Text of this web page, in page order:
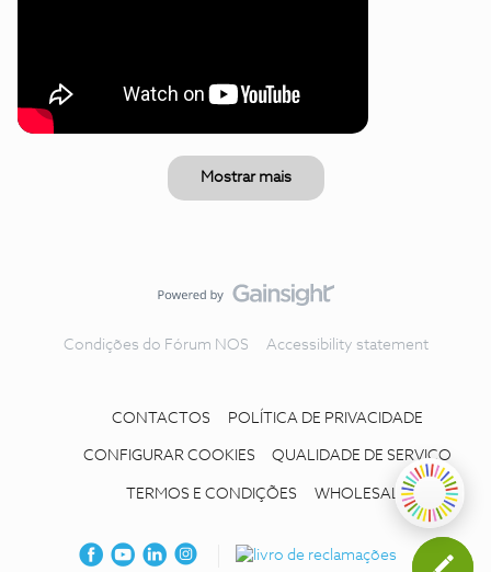
Mostrar mais
Condições do Fórum NOS Accessibility statement
CONTACTOS POLÍTICA DE PRIVACIDADE
CONFIGURAR COOKIES QUALIDADE DE SERVIÇO
TERMOS E CONDIÇÕES WHOLESALE